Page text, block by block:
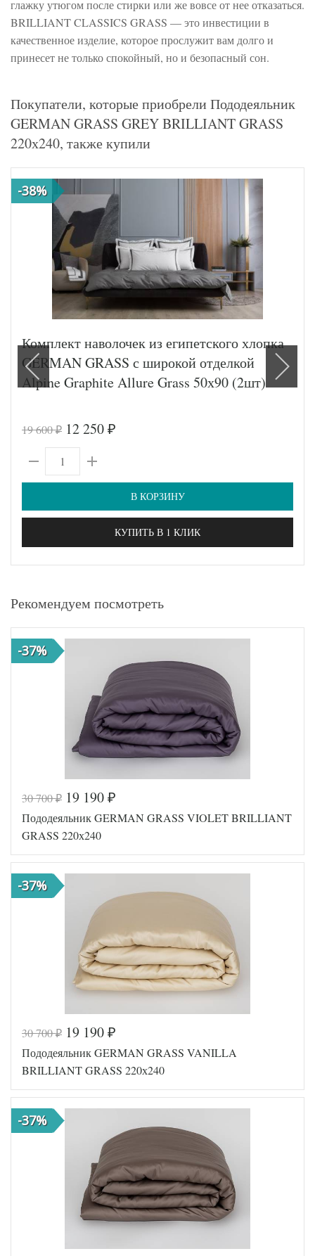
глажку утюгом после стирки или же вовсе от нее отказаться.
BRILLIANT CLASSICS GRASS — это инвестиции в
качественное изделие, которое прослужит вам долго и
принесет не только спокойный, но и безопасный сон.
Покупатели, которые приобрели Пододеяльник
GERMAN GRASS GREY BRILLIANT GRASS
220х240, также купили
-38%
Комплект наволочек из египетского хлопка
GERMAN GRASS с широкой отделкой
Alpine Graphite Allure Grass 50х90 (2шт)
19 600₽ 12 250 ₽
В КОРЗИНУ
КУПИТЬ В 1 КЛИК
Рекомендуем посмотреть
-37%
Код товара
561-827
Артикул
GG-26240
220
Ткань
Сатин
Размер
240х220
Производитель
Grass
(Австрия)
30 700₽ 19 190 ₽
Пододеяльник GERMAN GRASS VIOLET BRILLIANT
GRASS 220х240
-37%
30 700₽ 19 190 ₽
Пододеяльник GERMAN GRASS VANILLA
BRILLIANT GRASS 220х240
-37%